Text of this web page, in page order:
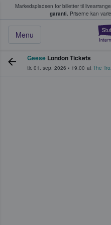
Markedspladsen for billetter til
garanti. Priserne kan
Menu
køber og
Geese London Tickets
tir. 01. sep. 2026 • 19.00 at The